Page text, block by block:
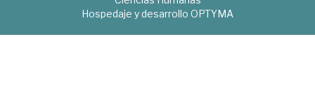
Hospedaje y desarrollo OPTYMA